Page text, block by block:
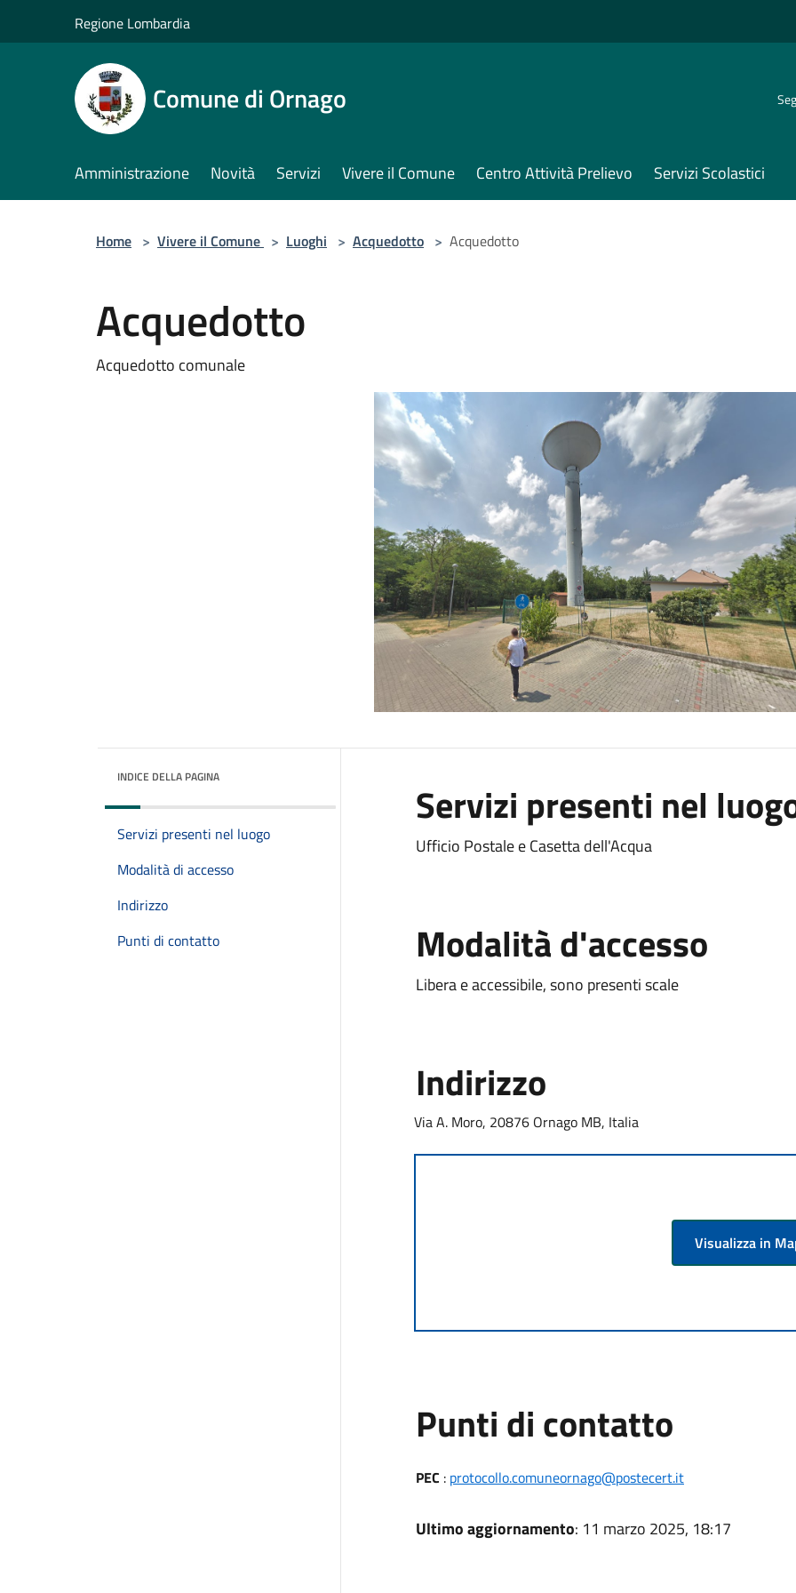
Regione Lombardia
Comune di Ornago
Amministrazione Novità Servizi Vivere il Comune Centro Attività Prelievo Servizi Scolastici
Home > Vivere il Comune > Luoghi > Acquedotto > Acquedotto
Acquedotto
Acquedotto comunale
INDICE DELLA PAGINA
Servizi presenti nel luogo
Modalità di accesso
Indirizzo
Punti di contatto
Servizi presenti nel
Ufficio Postale e Casetta dell'Acqua
Modalità d'accesso
Libera e accessibile, sono presenti scale
Indirizzo
Via A. Moro, 20876 Ornago MB, Italia
Visualizza in
Punti di contatto
PEC : protocollo.comuneornago@postecert.it
Ultimo aggiornamento: 11 marzo 2025, 18:17